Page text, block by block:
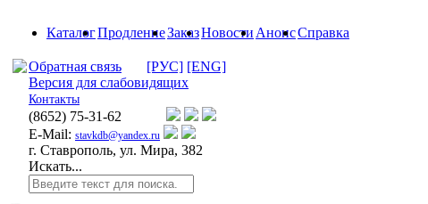
КаталогПродлениеЗаказНовости АнонсСправка
Обратная связь [РУС] [ENG]
Версия для слабовидящих
Контакты
(8652) 75-31-62
E-Mail: stavkdb@yandex.ru
г. Ставрополь, ул. Мира, 382
Искать...